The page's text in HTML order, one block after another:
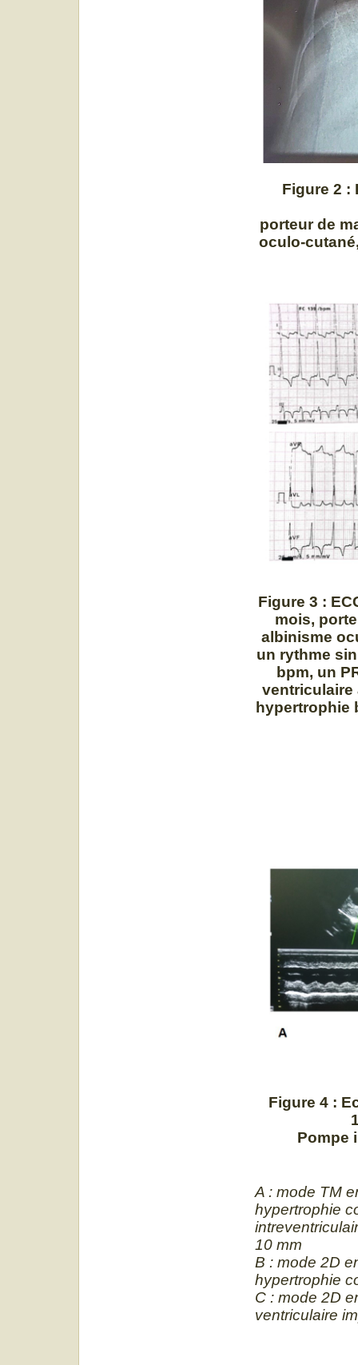
Figure 2 :
porteur de
oculo-
Figure 3 :
mois,
albinisme
un rythme
bpm, un
ventriculaire
hypertrophie
Figure 4 :
Pompe
A : mode TM
hypertrophie
10 mm
B : mode 2D
hypertrophie
C : mode 2D
ventriculaire